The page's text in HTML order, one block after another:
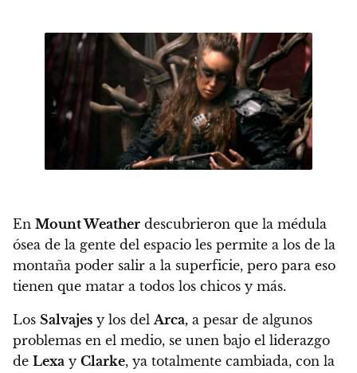
En Mount Weather descubrieron que la médula
ósea de la gente del espacio les permite a los de la
montaña poder salir a la superficie, pero para eso
tienen que matar a todos los chicos y más.
Los Salvajes y los delArca, a pesar de algunos
problemas en el medio, se unen bajo el liderazgo
de Lexa y Clarke, ya totalmente cambiada, con la